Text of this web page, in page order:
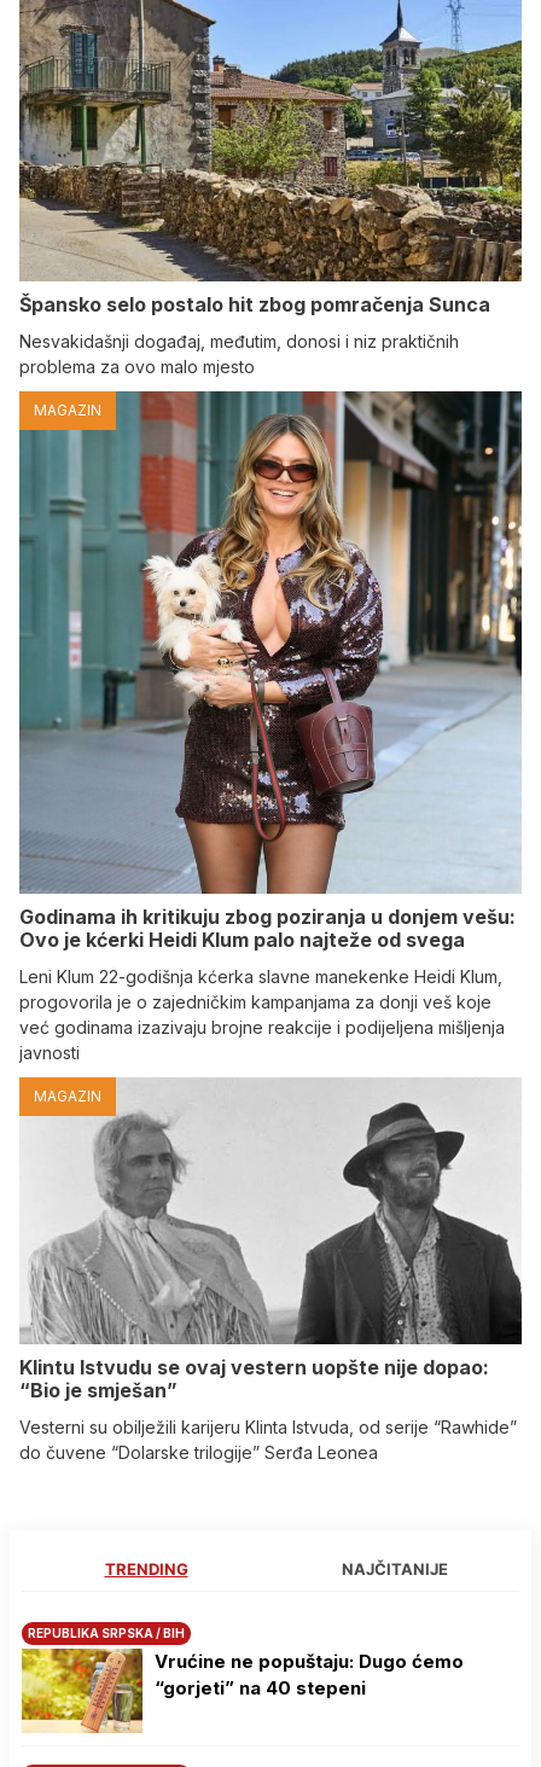
Špansko selo postalo hit zbog pomračenja Sunca
Nesvakidašnji događaj, međutim, donosi i niz praktičnih
problema za ovo malo mjesto
MAGAZIN
Godinama ih kritikuju zbog poziranja u donjem vešu:
Ovo je kćerki Heidi Klum palo najteže od svega
Leni Klum 22-godišnja kćerka slavne manekenke Heidi Klum,
progovorila je o zajedničkim kampanjama za donji veš koje
već godinama izazivaju brojne reakcije i podijeljena mišljenja
javnosti
MAGAZIN
Klintu Istvudu se ovaj vestern uopšte nije dopao:
“Bio je smješan”
Vesterni su obilježili karijeru Klinta Istvuda, od serije “Rawhide”
do čuvene “Dolarske trilogije” Serđa Leonea
TRENDING NAJČITANIJE
REPUBLIKA SRPSKA / BIH
Vrućine ne popuštaju: Dugo ćemo
“gorjeti” na 40 stepeni